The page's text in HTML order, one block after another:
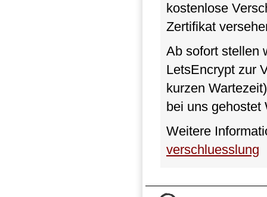
kostenlose
Zertifikat
Ab sofort stellen
LetsEncrypt zur
kurzen
bei uns gehostet
Weitere
verschluesslung